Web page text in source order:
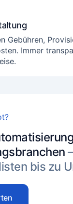
Gebühren,
Immer
bis zu
&